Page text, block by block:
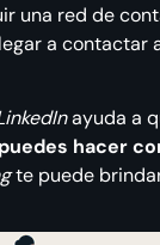
una red de
a contactar
ayuda a
hacer
te puede